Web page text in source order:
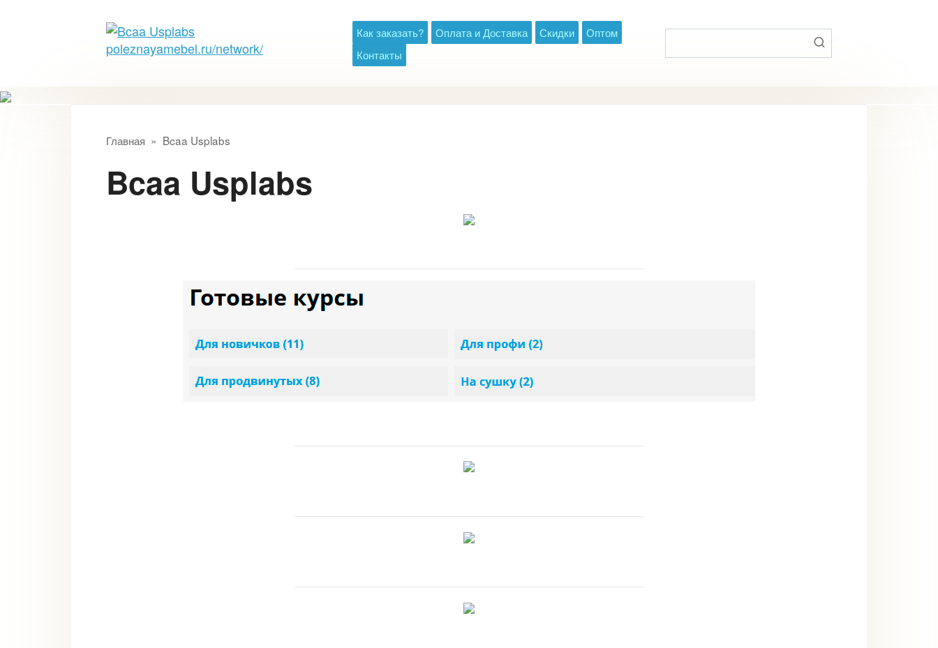
Как заказать? Оплата и Доставка Скидки
Оптом
Контакты
Главная » Bcaa Usplabs
Bcaa Usplabs